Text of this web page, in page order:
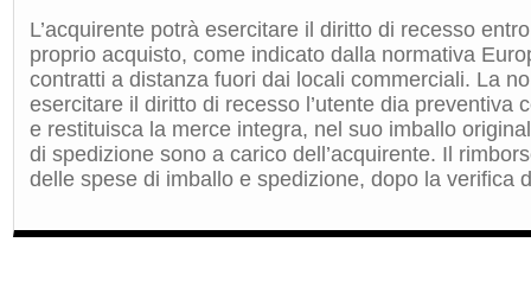
L’acquirente potrà esercitare il diritto di recesso
proprio acquisto, come indicato dalla normativa
contratti a distanza fuori dai locali commerciali. La
esercitare il diritto di recesso l’utente dia preventiva
e restituisca la merce integra, nel suo imballo
di spedizione sono a carico dell’acquirente. Il
delle spese di imballo e spedizione, dopo la verifica